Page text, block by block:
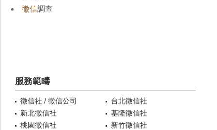
徵信調查
服務範疇
徵信社 / 徵信公司
台北徵信社
新北徵信社
基隆徵信社
桃園徵信社
新竹徵信社